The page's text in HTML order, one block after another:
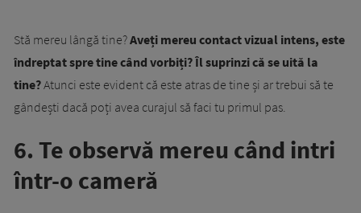
Stă mereu lângă tine?Aveți mereu contact vizual intens, este
îndreptat spre tine când vorbiți? Îl suprinzi că se uită la
tine?Atunci este evident că este atras de tine și ar trebui să te
gândești dacă poți avea curajul să faci tu primul pas.
6. Te observă mereu când intri
într-o cameră